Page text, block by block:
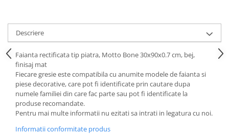
Descriere
Faianta rectificata tip piatra, Motto Bone 30x90x0.7 cm, bej,
finisaj mat
Fiecare gresie este compatibila cu anumite modele de faianta si
piese decorative, care pot fi identificate prin cautare dupa
numele familiei din care fac parte sau pot fi identificate la
produse recomandate.
Pentru mai multe informatii nu ezitati sa intrati in legatura cu noi.
Informatii conformitate produs